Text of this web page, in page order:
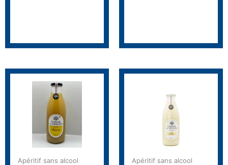
Apéritif sans alcool Apéritif sans alcool